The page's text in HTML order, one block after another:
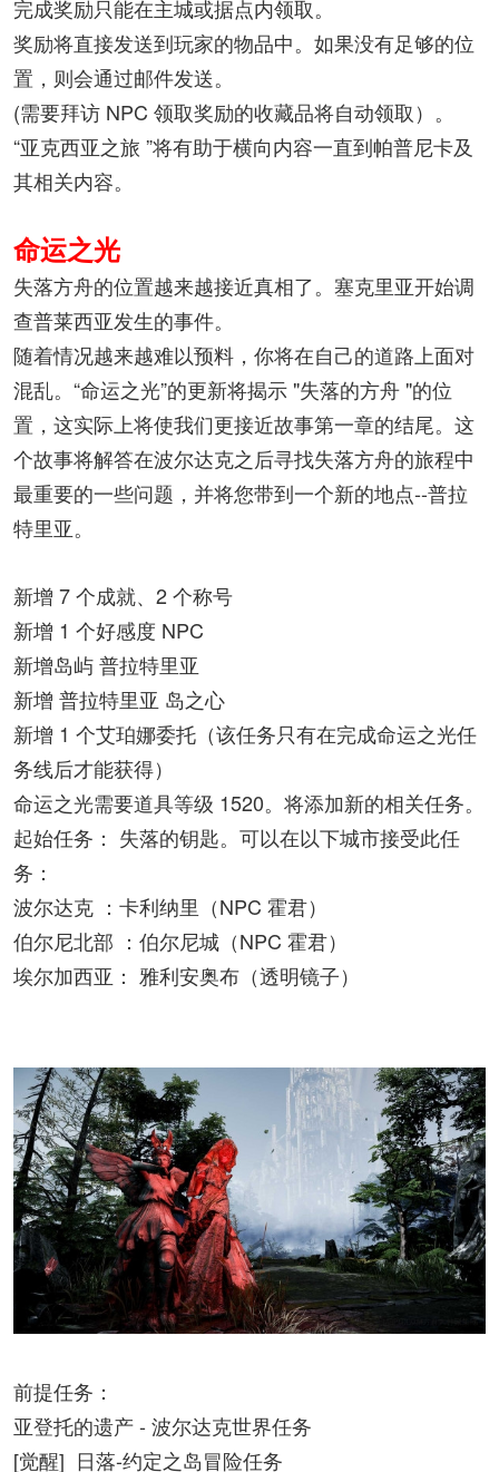
完成奖励只能在主城或据点内领取。
奖励将直接发送到玩家的物品中。如果没有足够的位
置，则会通过邮件发送。
(需要拜访 NPC 领取奖励的收藏品将自动领取）。
“亚克西亚之旅 ”将有助于横向内容一直到帕普尼卡及
其相关内容。
命运之光
失落方舟的位置越来越接近真相了。塞克里亚开始调
查普莱西亚发生的事件。
随着情况越来越难以预料，你将在自己的道路上面对
混乱。“命运之光”的更新将揭示 "失落的方舟 "的位
置，这实际上将使我们更接近故事第一章的结尾。这
个故事将解答在波尔达克之后寻找失落方舟的旅程中
最重要的一些问题，并将您带到一个新的地点--普拉
特里亚。
新增 7 个成就、2 个称号
新增 1 个好感度 NPC
新增岛屿 普拉特里亚
新增 普拉特里亚 岛之心
新增 1 个艾珀娜委托（该任务只有在完成命运之光任
务线后才能获得）
命运之光需要道具等级 1520。将添加新的相关任务。
起始任务： 失落的钥匙。可以在以下城市接受此任
务：
波尔达克 ：卡利纳里（NPC 霍君）
伯尔尼北部 ：伯尔尼城（NPC 霍君）
埃尔加西亚： 雅利安奥布（透明镜子）
前提任务：
亚登托的遗产 - 波尔达克世界任务
[觉醒] 日落-约定之岛冒险任务